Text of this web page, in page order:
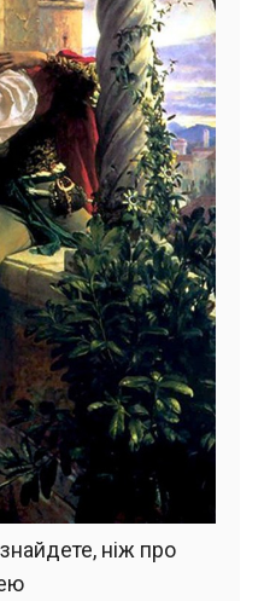
ніж про